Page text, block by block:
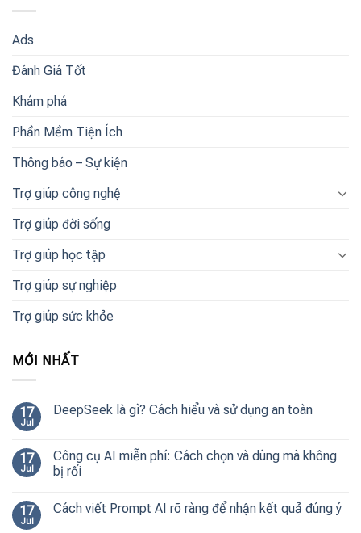
Ads
Đánh Giá Tốt
Khám phá
Phần Mềm Tiện Ích
Thông báo – Sự kiện
Trợ giúp công nghệ
Trợ giúp đời sống
Trợ giúp học tập
Trợ giúp sự nghiệp
Trợ giúp sức khỏe
MỚI NHẤT
17
Jul
DeepSeek là gì? Cách hiểu và sử dụng an toàn
17
Jul
Công cụ AI miễn phí: Cách chọn và dùng mà không
bị rối
17
Jul
Cách viết Prompt AI rõ ràng để nhận kết quả đúng ý